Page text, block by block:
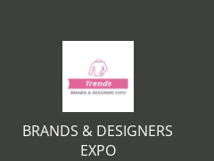
BRANDS & DESIGNERS
EXPO